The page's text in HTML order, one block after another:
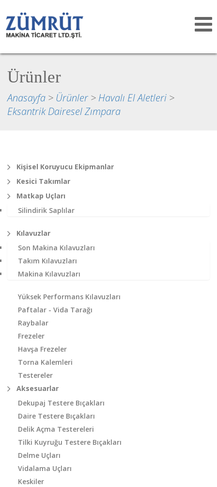
Toggle
Ürünler
Anasayfa > Ürünler > Havalı El Aletleri >
Eksantrik Dairesel Zımpara
Kişisel Koruyucu Ekipmanlar
Kesici Takımlar
Matkap Uçları
Silindirik Saplılar
Kılavuzlar
Son Makina Kılavuzları
Takım Kılavuzları
Makina Kılavuzları
Yüksek Performans Kılavuzları
Paftalar - Vida Tarağı
Raybalar
Frezeler
Havşa Frezeler
Torna Kalemleri
Testereler
Aksesuarlar
Dekupaj Testere Bıçakları
Daire Testere Bıçakları
Delik Açma Testereleri
Tilki Kuyruğu Testere Bıçakları
Delme Uçları
Vidalama Uçları
Keskiler